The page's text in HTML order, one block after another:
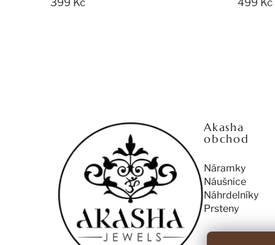
399 Kč 499 Kč
Akasha
obchod
Náramky
Náušnice
Náhrdelníky
Prsteny